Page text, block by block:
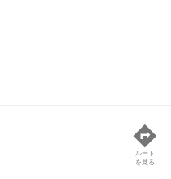
ルート
を見る